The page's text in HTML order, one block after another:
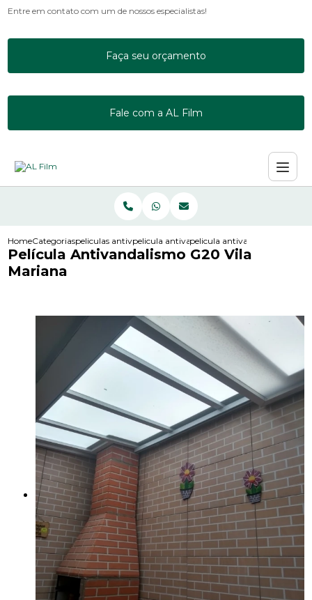
Entre em contato com um de nossos especialistas!
Faça seu orçamento
Fale com a AL Film
HomeCategoriaspeliculas antivandalismopelicula antivandalismo 3mpelicula antivandalismo g20
Película Antivandalismo G20 Vila
Mariana